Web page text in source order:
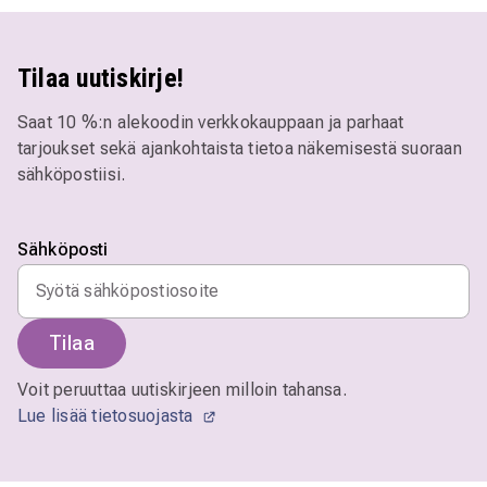
Tilaa uutiskirje!
Saat 10 %:n alekoodin verkkokauppaan ja parhaat
tarjoukset sekä ajankohtaista tietoa näkemisestä suoraan
sähköpostiisi.
Sähköposti
Tilaa
Voit peruuttaa uutiskirjeen milloin tahansa.
Lue lisää tietosuojasta